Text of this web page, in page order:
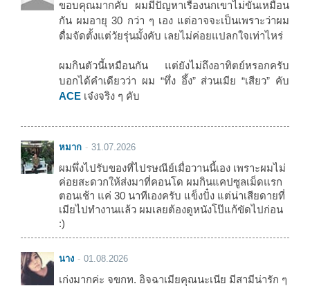
ขอบคุณมากคับ ผมมีปัญหาเรื่องนกเขาไม่ขันเหมือน
กัน ผมอายุ 30 กว่า ๆ เอง แต่อาจจะเป็นเพราะว่าผม
ดื่มจัดตั้งแต่วัยรุ่นมั้งคับ เลยไม่ค่อยแปลกใจเท่าไหร่
ผมกินตัวนี้เหมือนกัน แต่ยังไม่ถึงอาทิตย์หรอกครับ
บอกได้คำเดียวว่า ผม “ทึ่ง อึ้ง” ส่วนเมีย “เสียว” คับ
ACE เจ๋งจริง ๆ คับ
หมาก 31.07.2026
ผมพึ่งไปรับของที่ไปรษณีย์เมื่อวานนี้เอง เพราะผมไม่
ค่อยสะดวกให้ส่งมาที่คอนโด ผมกินแคปซูลเม็ดแรก
ตอนเช้า แค่ 30 นาทีเองครับ แข็งปั๋ง แต่น่าเสียดายที่
เมียไปทำงานแล้ว ผมเลยต้องดูหนังโป๊แก้ขัดไปก่อน
:)
นาง 01.08.2026
เก่งมากค่ะ จขกท. อิจฉาเมียคุณนะเนีย มีสามีน่ารัก ๆ